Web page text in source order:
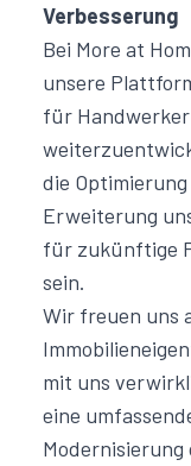
Verbesserung
Bei More at
unsere
für
die
Erweiterung
für zukünftige
sein.
Wir freuen uns
mit uns
eine
Modernisierung